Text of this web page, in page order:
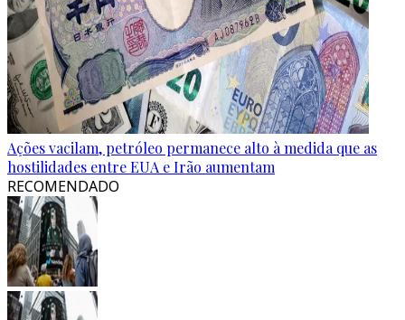
Ações vacilam, petróleo permanece alto à medida que as
hostilidades entre EUA e Irão aumentam
RECOMENDADO